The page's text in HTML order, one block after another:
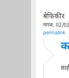
बेफिकीर
मंगळ, 02/
permalink